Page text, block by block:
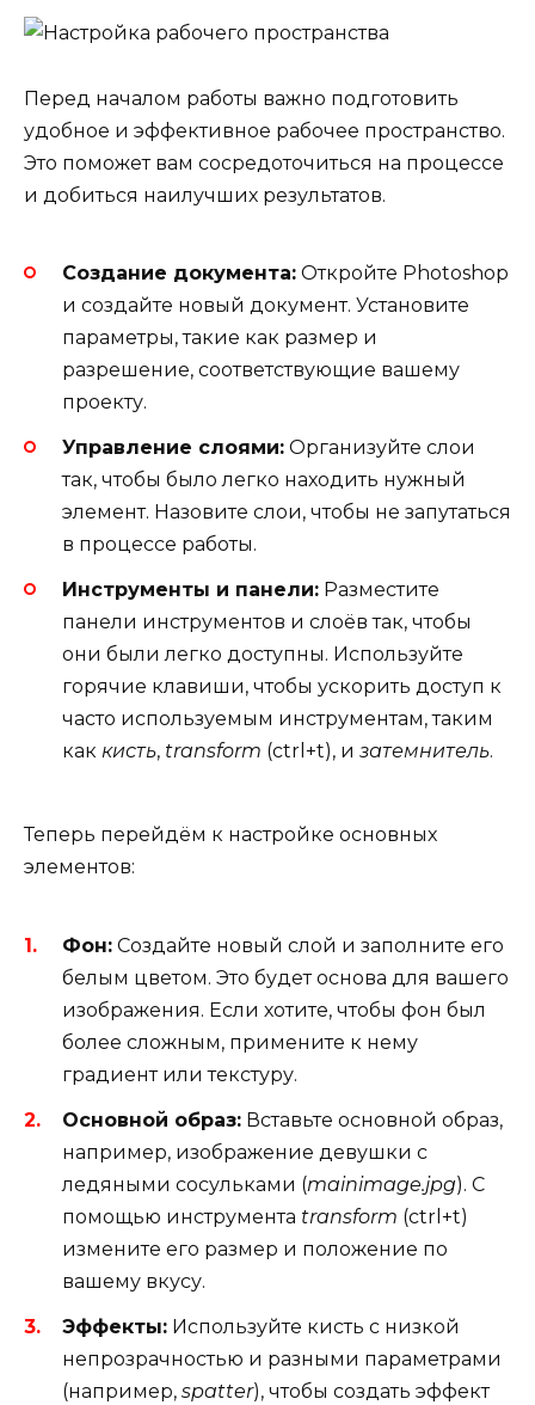
Перед началом работы важно подготовить
удобное и эффективное рабочее пространство.
Это поможет вам сосредоточиться на процессе
и добиться наилучших результатов.
Создание документа: Откройте Photoshop
и создайте новый документ. Установите
параметры, такие как размер и
разрешение, соответствующие вашему
проекту.
Управление слоями: Организуйте слои
так, чтобы было легко находить нужный
элемент. Назовите слои, чтобы не запутаться
в процессе работы.
Инструменты и панели: Разместите
панели инструментов и слоёв так, чтобы
они были легко доступны. Используйте
горячие клавиши, чтобы ускорить доступ к
часто используемым инструментам, таким
как кисть, transform (ctrl+t), и затемнитель.
Теперь перейдём к настройке основных
элементов:
Фон: Создайте новый слой и заполните его
белым цветом. Это будет основа для вашего
изображения. Если хотите, чтобы фон был
более сложным, примените к нему
градиент или текстуру.
Основной образ: Вставьте основной образ,
например, изображение девушки с
ледяными сосульками (mainimage.jpg). С
помощью инструмента transform (ctrl+t)
измените его размер и положение по
вашему вкусу.
Эффекты: Используйте кисть с низкой
непрозрачностью и разными параметрами
(например, spatter), чтобы создать эффект